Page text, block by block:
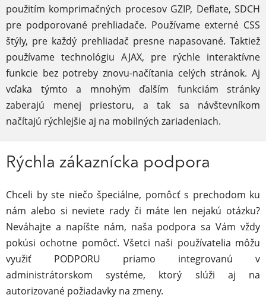
použitím komprimačných procesov GZIP, Deflate, SDCH
pre podporované prehliadače. Používame externé CSS
štýly, pre každý prehliadač presne napasované. Taktiež
používame technológiu AJAX, pre rýchle interaktívne
funkcie bez potreby znovu-načítania celých stránok. Aj
vďaka týmto a mnohým ďalším funkciám stránky
zaberajú menej priestoru, a tak sa návštevníkom
načítajú rýchlejšie aj na mobilných zariadeniach.
Rýchla zákaznícka podpora
Chceli by ste niečo špeciálne, pomôcť s prechodom ku
nám alebo si neviete rady či máte len nejakú otázku?
Neváhajte a napíšte nám, naša podpora sa Vám vždy
pokúsi ochotne pomôcť. Všetci naši používatelia môžu
využiť PODPORU priamo integrovanú v
administrátorskom systéme, ktorý slúži aj na
autorizované požiadavky na zmeny.